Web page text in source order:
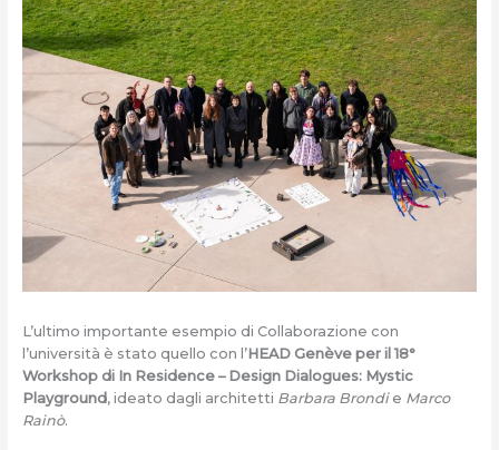
L’ultimo importante esempio di Collaborazione con
l’università è stato quello con l’HEAD Genève per il 18°
Workshop di In Residence – Design Dialogues: Mystic
Playground, ideato dagli architetti Barbara Brondi e Marco
Rainò.